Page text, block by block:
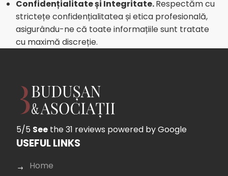
Confidențialitate și Integritate.Respectăm cu
strictețe confidențialitatea și etica profesională,
asigurându-ne că toate informațiile sunt tratate
cu maximă discreție.
5/5 See the 31 reviews powered by Google
USEFUL LINKS
Home